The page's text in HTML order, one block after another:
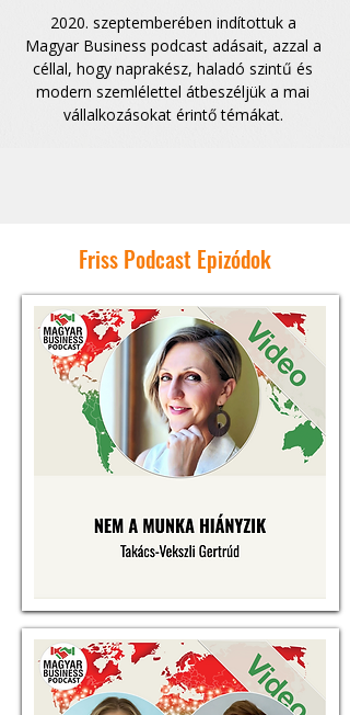
2020. szeptemberében indítottuk a
Magyar Business podcast adásait, azzal a
céllal, hogy naprakész, haladó szintű és
modern szemlélettel átbeszéljük a mai
vállalkozásokat érintő témákat.
Friss Podcast Epizódok